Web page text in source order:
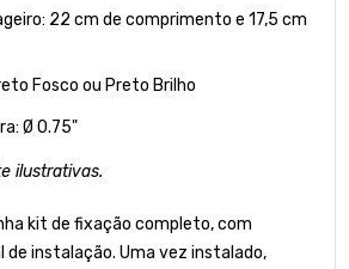
22 cm de comprimento e 17,5 cm
Fosco ou Preto Brilho
Ø 0.75"
ilustrativas.
kit de fixação completo, com
de instalação. Uma vez instalado,